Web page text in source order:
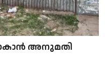
അനുമതി